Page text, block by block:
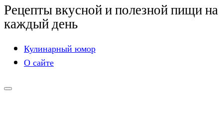
Рецепты вкусной и полезной пищи на
каждый день
Кулинарный юмор
О сайте